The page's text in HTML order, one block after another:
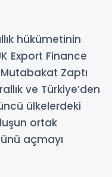
hükümetinin
Export Finance
Zaptı
ve Türkiye’den
ülkelerdeki
ortak
açmayı